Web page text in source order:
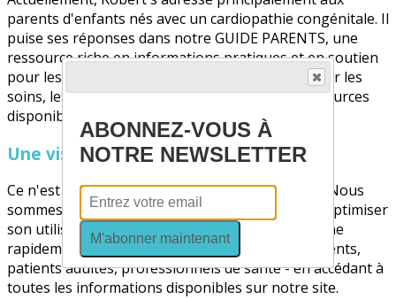
parents d'enfants nés avec un cardiopathie congénitale. Il
puise ses réponses dans notre GUIDE PARENTS, une
ressource riche en informations pratiques et en soutien
pour les familles. Que vous ayez des questions sur les
soins, les démarches administratives ou les ressources
disponibles, Robert est là pour vous guider.
Une vision d'avenir
Ce n'est que le début de l'aventure pour Robert. Nous
sommes impatients de mesurer son impact et d'optimiser
son utilisation. Notre vision ? Que Robert devienne
rapidement une ressource fiable pour tous - parents,
patients adultes, professionnels de santé - en accédant à
toutes les informations disponibles sur notre site.
ABONNEZ-VOUS À
NOTRE NEWSLETTER
M'abonner maintenant